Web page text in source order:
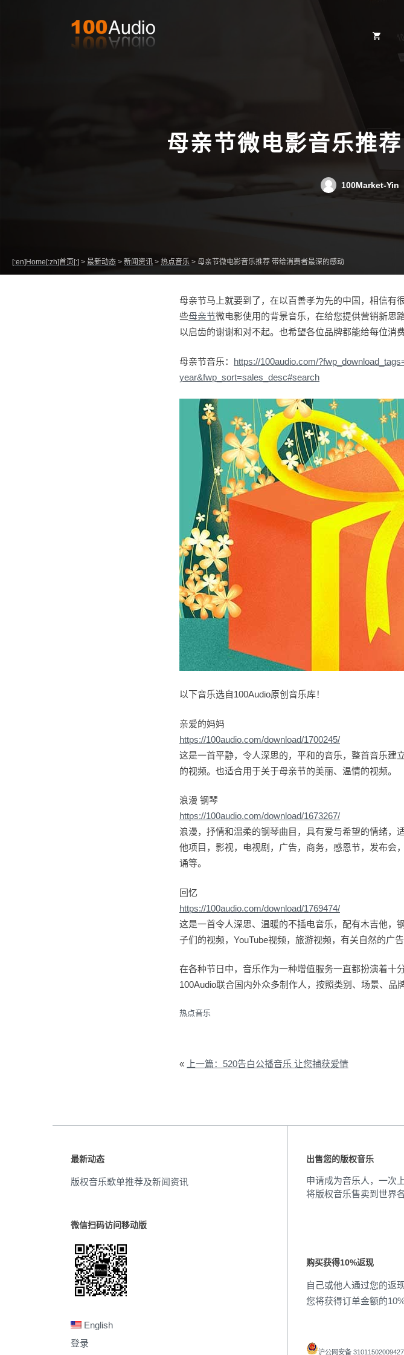
母亲节微电影音乐推
100Market-Yin
[:en]Home[:zh]首页[:] > 最新动态 > 新闻资讯 > 热点音乐 > 母亲节微电影音乐推荐 带给消费者最深的感动
母亲节马上就要到了，在以百善孝为先的中国，相信有
些母亲节微电影使用的背景音乐，在给您提供营销新思
以启齿的谢谢和对不起。也希望各位品牌都能给每位消
母亲节音乐： https://100audio.com/
year&fwp_sort=sales_desc#search
以下音乐选自100Audio原创音乐库！
亲爱的妈妈
https://100audio.com/download/1700245/
这是一首平静，令人深思的，平和的音乐，整首音乐建
的视频。也适合用于关于母亲节的美丽、温情的视频。
浪漫 钢琴
https://100audio.com/download/1673267/
浪漫，抒情和温柔的钢琴曲目，具有爱与希望的情绪，
他项目，影视，电视剧，广告，商务，感恩节，发布会
诵等。
回忆
https://100audio.com/download/1769474/
这是一首令人深思、温暖的不插电音乐，配有木吉他，
子们的视频，YouTube视频，旅游视频，有关自然的广
在各种节日中，音乐作为一种增值服务一直都扮演着十
100Audio联合国内外众多制作人，按照类别、场景、品
热点音乐
« 上一篇：520告白公播音乐 让您捕获爱情
最新动态
版权音乐歌单推荐及新闻资讯
微信扫码访问移动版
English
登录
出售您的版权音乐
申请成为音乐人，一次
将版权音乐售卖到世界各
购买获得10%返现
自己或他人通过您的返
您将获得订单金额的10%
沪公网安备